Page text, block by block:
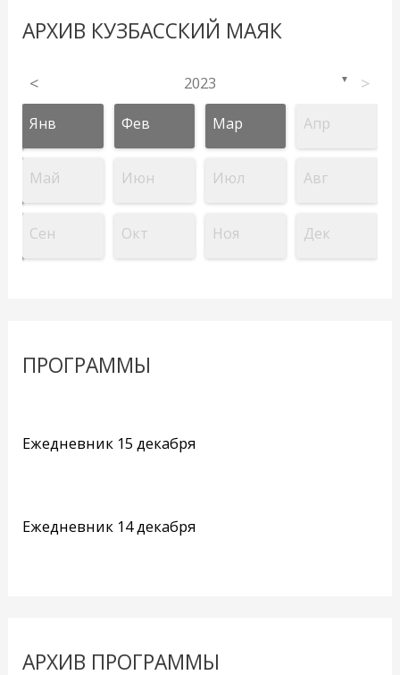
АРХИВ КУЗБАССКИЙ МАЯК
< 2023 ▼ >
Янв Фев Мар Апр
Май Июн Июл Авг
Сен Окт Ноя Дек
ПРОГРАММЫ
Ежедневник 15 декабря
Ежедневник 14 декабря
АРХИВ ПРОГРАММЫ